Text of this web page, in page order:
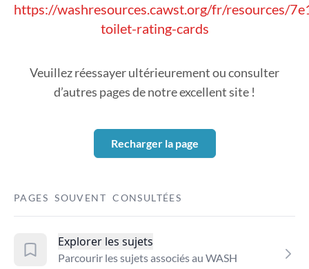
https://washresources.cawst.org/fr/resources/
toilet-rating-cards
Veuillez réessayer ultérieurement ou consulter
d’autres pages de notre excellent site !
Recharger la page
PAGES SOUVENT CONSULTÉES
Explorer les sujets
Parcourir les sujets associés au WASH